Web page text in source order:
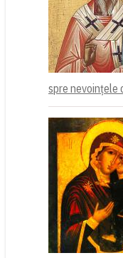
spre nevoințele